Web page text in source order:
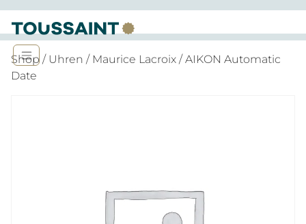
Shop / Uhren / Maurice Lacroix / AIKON Automatic
Date